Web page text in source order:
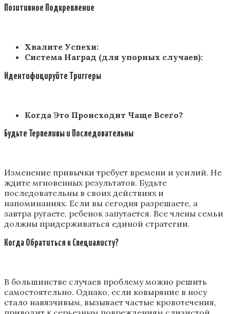
Позитивное Подкрепление
Хвалите Успехи:
Система Наград (для упорных случаев):
Идентифицируйте Триггеры
Когда Это Происходит Чаще Всего?
Будьте Терпеливы и Последовательны
Изменение привычки требует времени и усилий. Не
ждите мгновенных результатов. Будьте
последовательны в своих действиях и
напоминаниях. Если вы сегодня разрешаете, а
завтра ругаете, ребенок запутается. Все члены семьи
должны придерживаться единой стратегии.
Когда Обратиться к Специалисту?
В большинстве случаев проблему можно решить
самостоятельно. Однако, если ковыряние в носу
стало навязчивым, вызывает частые кровотечения,